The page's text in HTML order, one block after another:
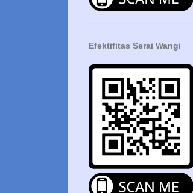
Efektifitas Serai Wangi